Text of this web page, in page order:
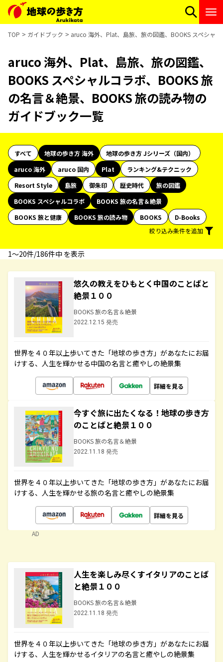
TOP ガイドブック aruco 海外、Plat、島旅、旅の図鑑、BOOKS スペシャ
aruco 海外、Plat、島旅、旅の図鑑、
BOOKS スペシャルコラボ、BOOKS 旅
の名言＆絶景、BOOKS 旅の読み物の
ガイドブック一覧
すべて 地球の歩き方 海外
地球の歩き方 Jシリーズ（国内）
aruco 海外
aruco 国内 Plat
ランキング&テクニック
Resort Style
島旅 御朱印 歴史時代
旅の図鑑
BOOKS スペシャルコラボ
BOOKS 旅の名言＆絶景
BOOKS 旅と健康
BOOKS 旅の読み物 BOOKS
D-Books
絞り込み条件を追加
1〜20件/186件中 を表示
悠久の教えをひもとく中国のことばと
絶景１００
BOOKS 旅の名言＆絶景
2022.12.15 発売
世界を４０年以上歩いてきた「地球の歩き方」があなたにお届
けする、人生を輝かせる中国の名言と癒やしの絶景集
詳細を見る
今すぐ旅に出たくなる！地球の歩き方
のことばと絶景１００
BOOKS 旅の名言＆絶景
2022.11.18 発売
世界を４０年以上歩いてきた「地球の歩き方」があなたにお届
けする、人生を輝かせる旅の名言と癒やしの絶景集
詳細を見る
AD
人生を楽しみ尽くすイタリアのことば
と絶景１００
BOOKS 旅の名言＆絶景
2022.11.18 発売
世界を４０年以上歩いてきた「地球の歩き方」があなたにお届
けする、人生を輝かせるイタリアの名言と癒やしの絶景集